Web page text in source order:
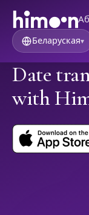
Аб
Беларуская▾
Date
with